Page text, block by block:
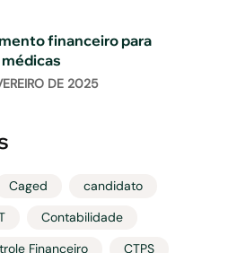
financeiro para
DE 2025
Caged
candidato
Contabilidade
Financeiro
CTPS